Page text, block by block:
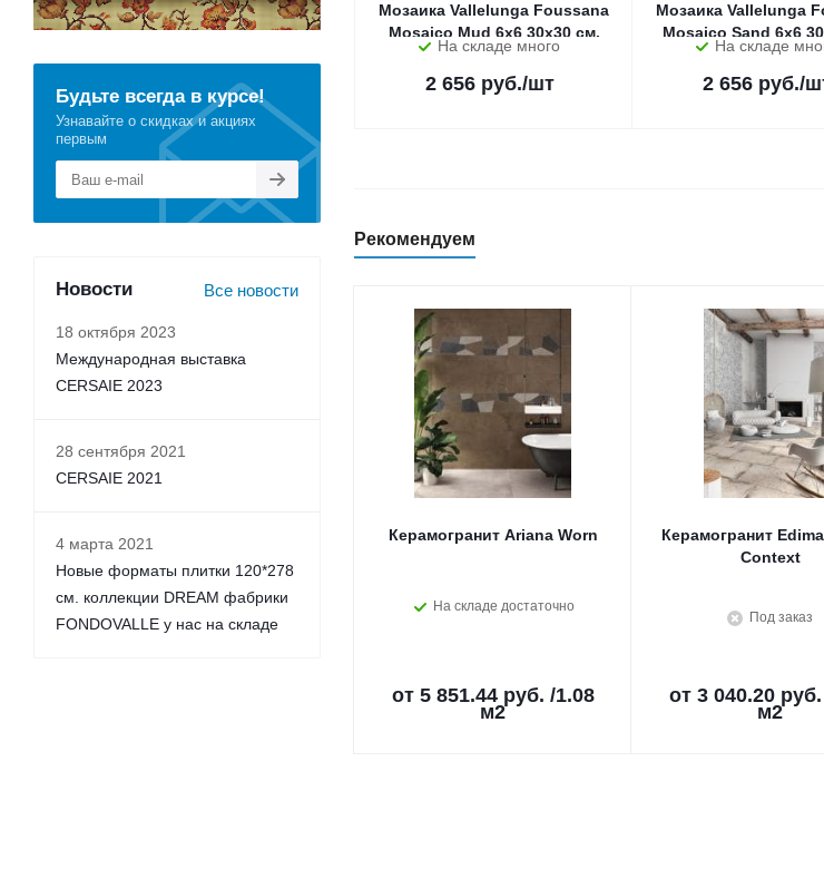
Мозаика Vallelunga Foussana
Mosaico Mud 6x6 30x30 см.
На складе много
2 656 руб./шт
Мозаика Vallelunga
Mosaico Sand 6x6
На складе
2 656 руб./
Рекомендуем
Керамогранит Ariana Worn
На складе достаточно
от 5 851.44 руб. /1.08
м2
Керамогранит
Context
Под заказ
от 3 040.20 руб.
м2
Будьте всегда в курсе!
Узнавайте о скидках и акциях
первым
Новости Все новости
18 октября 2023
Международная выставка
CERSAIE 2023
28 сентября 2021
CERSAIE 2021
4 марта 2021
Новые форматы плитки 120*278
см. коллекции DREAM фабрики
FONDOVALLE у нас на складе